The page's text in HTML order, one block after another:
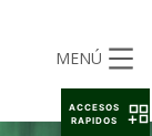
MENÚ
ACCESOS
RAPIDOS